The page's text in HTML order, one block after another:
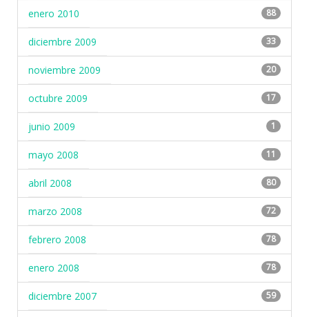
enero 2010 88
diciembre 2009 33
noviembre 2009 20
octubre 2009 17
junio 2009 1
mayo 2008 11
abril 2008 80
marzo 2008 72
febrero 2008 78
enero 2008 78
diciembre 2007 59